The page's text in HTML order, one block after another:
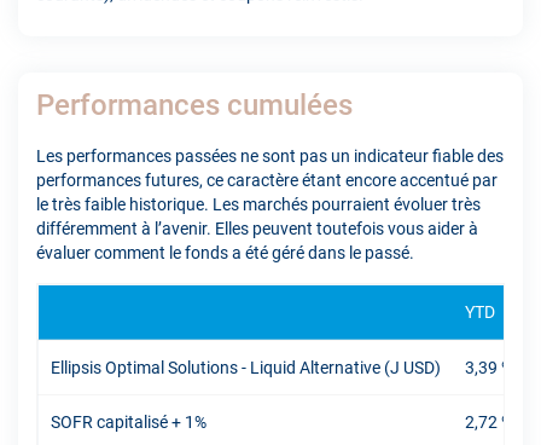
Performances cumulées
Les performances passées ne sont pas un indicateur fiable des
performances futures, ce caractère étant encore accentué par
le très faible historique. Les marchés pourraient évoluer très
différemment à l’avenir. Elles peuvent toutefois vous aider à
évaluer comment le fonds a été géré dans le passé.
YTD
Ellipsis Optimal Solutions - Liquid Alternative (J USD) 3,39 %
SOFR capitalisé + 1% 2,72 %